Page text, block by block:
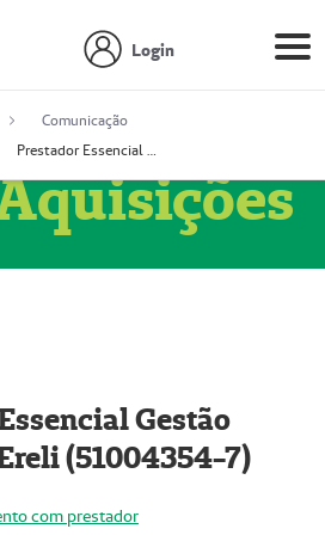
Login
Comunicação
Prestador Essencial Gestão em Saúde Ereli (51004354-7)
Gestão
(51004354-7)
com prestador